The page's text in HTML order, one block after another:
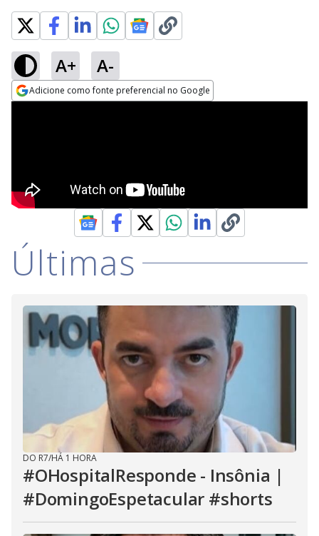
A+ A-
Adicione como fonte preferencial no Google
Últimas
DO R7/HÁ 1 HORA
#OHospitalResponde - Insônia |
#DomingoEspetacular #shorts